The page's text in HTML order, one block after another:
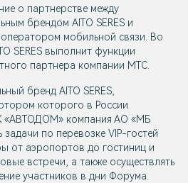
о партнерстве между
брендом AITO SERES и
мобильной связи. Во
SERES выполнит функции
партнера компании МТС.
бренд AITO SERES,
которого в России
«АВТОДОМ» компания АО «МБ
задачи по перевозке VIP-гостей
от аэропортов до гостиниц и
встречи, а также осуществлять
участников в дни Форума.